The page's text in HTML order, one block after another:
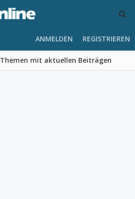
Themen mit aktuellen Beiträgen
ANMELDEN REGISTRIEREN